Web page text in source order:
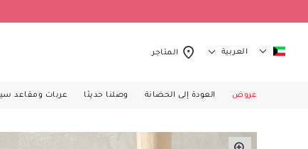
العربية المتاجر
عروض العودة إلى الحضانة وصلنا حديثا عربات ومقاعد